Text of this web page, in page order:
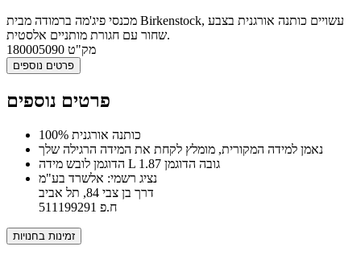
מכנסי פיג'מה ברמודה מבית Birkenstock, עשויים כותנה אורגנית בצבע
שחור עם חגורת מותניים אלסטית.
מק"ט 180005090
פרטים נוספים
פרטים נוספים
100% כותנה אורגנית
נאמן למידה המקורית, מומלץ לקחת את המידה הרגילה שלך
הדוגמן לובש מידה L גובה הדוגמן 1.87
נציג רשמי: אלשרד בע"מ
דרך בן צבי 84, תל אביב
ח.פ 511199291
זמינות בחנויות